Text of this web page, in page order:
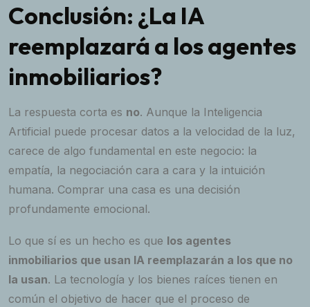
Conclusión: ¿La IA
reemplazará a los agentes
inmobiliarios?
La respuesta corta es no. Aunque la Inteligencia
Artificial puede procesar datos a la velocidad de la luz,
carece de algo fundamental en este negocio: la
empatía, la negociación cara a cara y la intuición
humana. Comprar una casa es una decisión
profundamente emocional.
Lo que sí es un hecho es que los agentes
inmobiliarios que usan IA reemplazarán a los que no
la usan. La tecnología y los bienes raíces tienen en
común el objetivo de hacer que el proceso de